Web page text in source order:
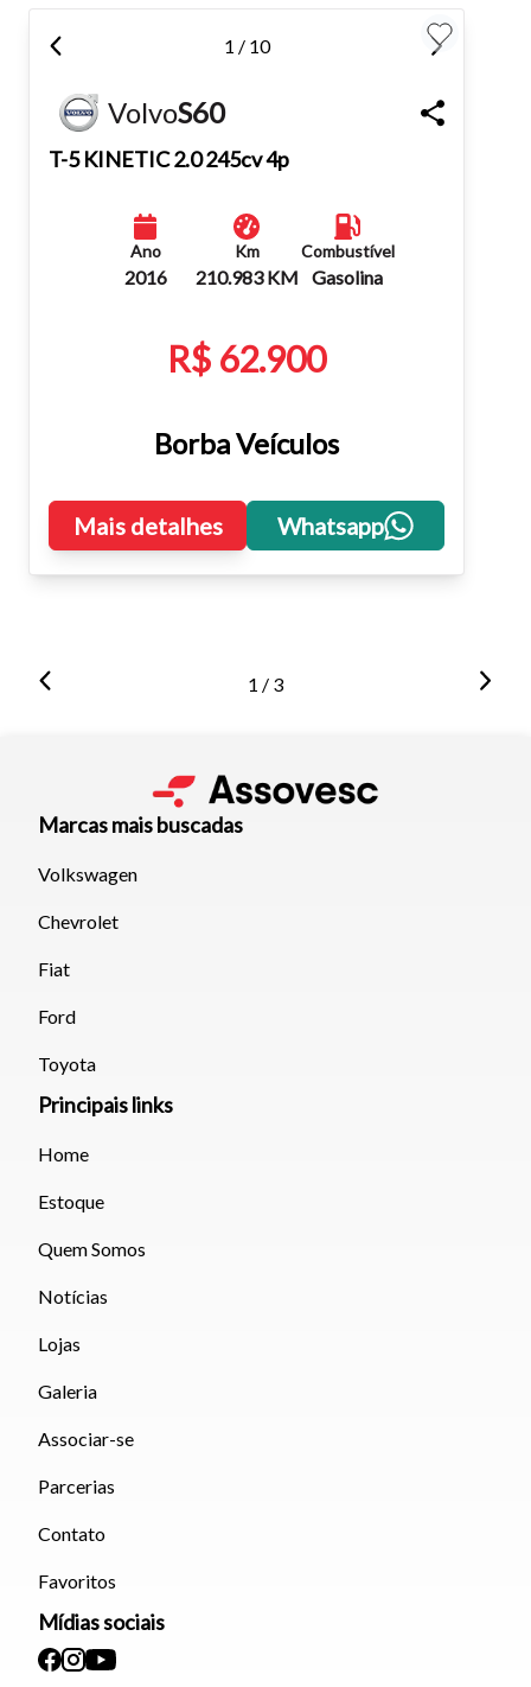
atalhos Ctrl+ (para aumentar) e Ctrl- (para diminuir) no seu
teclado.
Fechar
1 / 10
VolvoS60
T-5 KINETIC 2.0 245cv 4p
Ano
2016
Km
210.983 KM
Combustível
Gasolina
R$ 62.900
Borba Veículos
Mais detalhes Whatsapp
1 / 3
Marcas mais buscadas
Volkswagen
Chevrolet
Fiat
Ford
Toyota
Principais links
Home
Estoque
Quem Somos
Notícias
Lojas
Galeria
Associar-se
Parcerias
Contato
Favoritos
Mídias sociais